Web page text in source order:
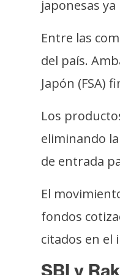
o
C
o
t
a
c
t
y
P
b
l
japonesas
Entre las
del país.
Japón (FSA)
Los
eliminando
de entrada
El
fondos
citados en el
SBI y